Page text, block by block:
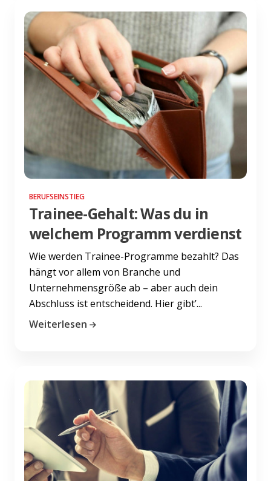
BERUFSEINSTIEG
Trainee-Gehalt: Was du in
welchem Programm verdienst
Wie werden Trainee-Programme bezahlt? Das
hängt vor allem von Branche und
Unternehmensgröße ab – aber auch dein
Abschluss ist entscheidend. Hier gibt’...
Weiterlesen